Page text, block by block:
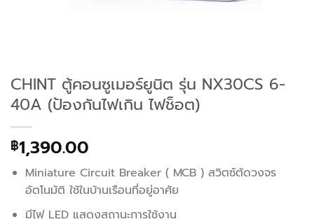
CHINT ตู้คอนซูเมอร์ยูนิต รุ่น NX30CS 6-
40A (ป้องกันไฟเกิน ไฟช็อต)
฿1,390.00
Miniature Circuit Breaker ( MCB ) สวิตซ์ตัดวงจร
อัตโนมัติ ใช้ในบ้านเรือนที่อยู่อาศัย
มีไฟ LED แสดงสถานะการใช้งาน